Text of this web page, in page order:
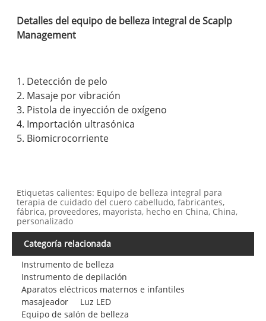
Detalles del equipo de belleza integral de Scaplp
Management
1. Detección de pelo
2. Masaje por vibración
3. Pistola de inyección de oxígeno
4. Importación ultrasónica
5. Biomicrocorriente
Etiquetas calientes: Equipo de belleza integral para
terapia de cuidado del cuero cabelludo, fabricantes,
fábrica, proveedores, mayorista, hecho en China, China,
personalizado
Categoría relacionada
Instrumento de belleza
Instrumento de depilación
Aparatos eléctricos maternos e infantiles
masajeador
Luz LED
Equipo de salón de belleza